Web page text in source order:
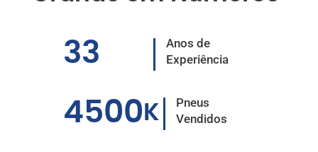
33
Anos de
Experiência
4500 K
Pneus
Vendidos